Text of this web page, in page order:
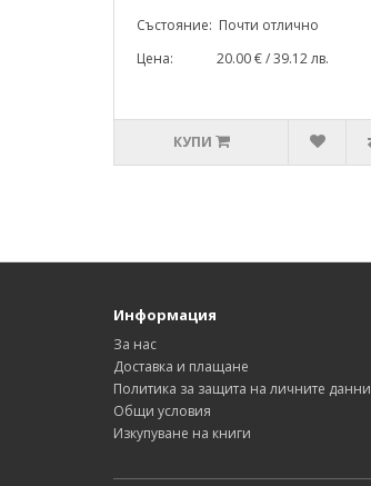
Състояние: Почти отлично
Цена: 20.00 € / 39.12 лв.
КУПИ
Информация
За нас
Доставка и плащане
Политика за защита на личните данни
Общи условия
Изкупуване на книги